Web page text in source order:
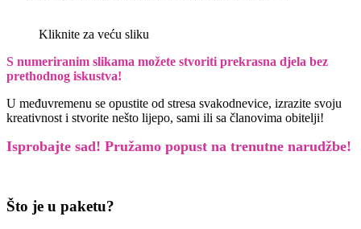
Kliknite za veću sliku
S numeriranim slikama možete stvoriti prekrasna djela bez
prethodnog iskustva!
U međuvremenu se opustite od stresa svakodnevice, izrazite svoju
kreativnost i stvorite nešto lijepo, sami ili sa članovima obitelji!
Isprobajte sad! Pružamo popust na trenutne narudžbe!
Što je u paketu?